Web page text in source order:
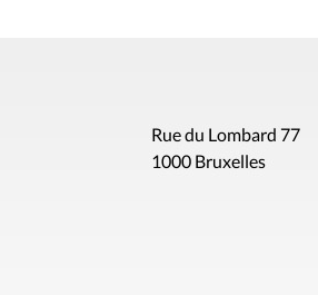
Rue du Lombard 77
1000 Bruxelles